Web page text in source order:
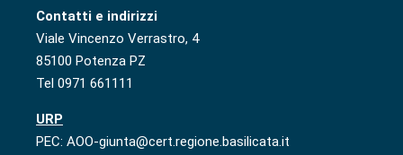
Contatti e indirizzi
Viale Vincenzo Verrastro, 4
85100 Potenza PZ
Tel 0971 661111
URP
PEC: AOO-giunta@cert.regione.basilicata.it